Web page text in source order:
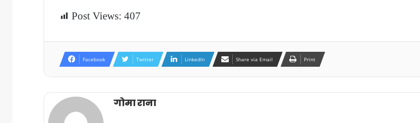
Post Views: 407
Facebook Twitter LinkedIn Share via Email Print
गोमा राना